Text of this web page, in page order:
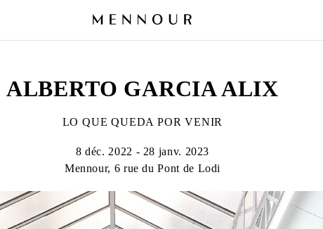
ALBERTO GARCIA ALIX
LO QUE QUEDA POR VENIR
8 déc. 2022 - 28 janv. 2023
Mennour, 6 rue du Pont de Lodi